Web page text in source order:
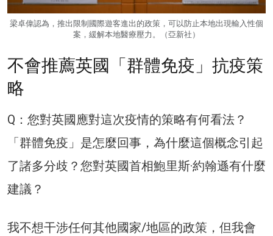
梁卓偉認為，推出限制國際遊客進出的政策，可以防止本地出現輸入性個
案，緩解本地醫療壓力。（亞新社）
不會推薦英國「群體免疫」抗疫策
略
Q：您對英國應對這次疫情的策略有何看法？
「群體免疫」是怎麼回事，為什麼這個概念引起
了諸多分歧？您對英國首相鮑里斯·約翰遜有什麼
建議？
我不想干涉任何其他國家/地區的政策，但我會